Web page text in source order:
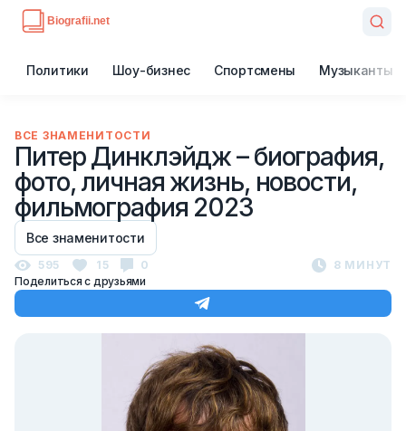
Политики Шоу-бизнес Спортсмены Музыканты
ВСЕ ЗНАМЕНИТОСТИ
Питер Динклэйдж – биография,
фото, личная жизнь, новости,
фильмография 2023
Все знаменитости
595 15 0
8 МИНУТ
Поделиться с друзьями